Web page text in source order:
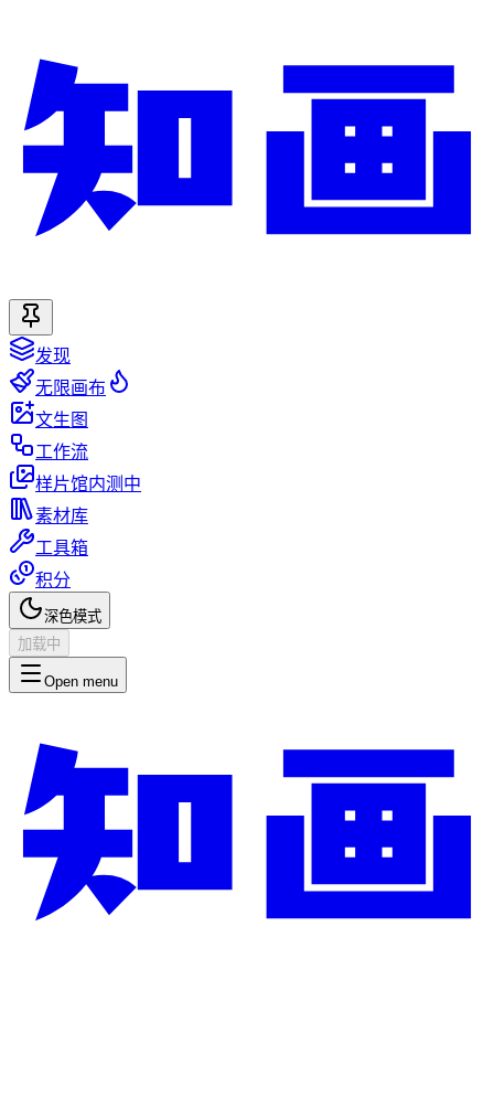
发现
无限画布
文生图
工作流
样片馆内测中
素材库
工具箱
积分
深色模式
加载中
Open menu